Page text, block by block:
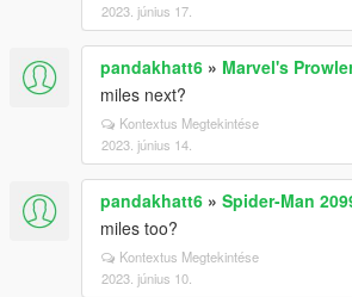
2023. június 17.
pandakhatt6 » Marvel's
miles next?
Kontextus Megtekintése
2023. június 14.
pandakhatt6 » Spider-Man
miles too?
Kontextus Megtekintése
2023. június 10.